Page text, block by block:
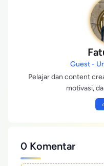
Guest -
Pelajar dan content
motivasi,
0 Komentar